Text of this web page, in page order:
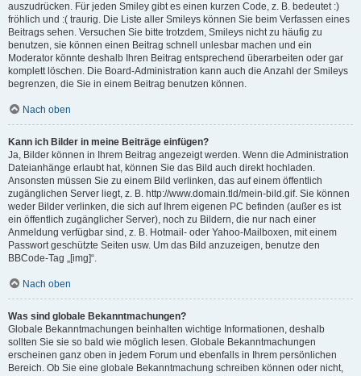
auszudrücken. Für jeden Smiley gibt es einen kurzen Code, z. B. bedeutet :)
fröhlich und :( traurig. Die Liste aller Smileys können Sie beim Verfassen eines
Beitrags sehen. Versuchen Sie bitte trotzdem, Smileys nicht zu häufig zu
benutzen, sie können einen Beitrag schnell unlesbar machen und ein
Moderator könnte deshalb Ihren Beitrag entsprechend überarbeiten oder gar
komplett löschen. Die Board-Administration kann auch die Anzahl der Smileys
begrenzen, die Sie in einem Beitrag benutzen können.
Nach oben
Kann ich Bilder in meine Beiträge einfügen?
Ja, Bilder können in Ihrem Beitrag angezeigt werden. Wenn die Administration
Dateianhänge erlaubt hat, können Sie das Bild auch direkt hochladen.
Ansonsten müssen Sie zu einem Bild verlinken, das auf einem öffentlich
zugänglichen Server liegt, z. B. http://www.domain.tld/mein-bild.gif. Sie können
weder Bilder verlinken, die sich auf Ihrem eigenen PC befinden (außer es ist
ein öffentlich zugänglicher Server), noch zu Bildern, die nur nach einer
Anmeldung verfügbar sind, z. B. Hotmail- oder Yahoo-Mailboxen, mit einem
Passwort geschützte Seiten usw. Um das Bild anzuzeigen, benutze den
BBCode-Tag „[img]“.
Nach oben
Was sind globale Bekanntmachungen?
Globale Bekanntmachungen beinhalten wichtige Informationen, deshalb
sollten Sie sie so bald wie möglich lesen. Globale Bekanntmachungen
erscheinen ganz oben in jedem Forum und ebenfalls in Ihrem persönlichen
Bereich. Ob Sie eine globale Bekanntmachung schreiben können oder nicht,